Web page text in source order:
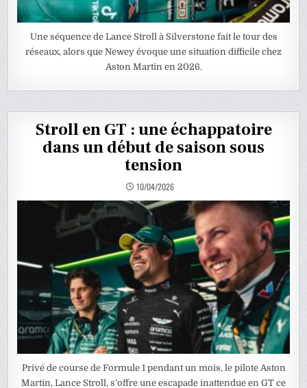
Une séquence de Lance Stroll à Silverstone fait le tour des
réseaux, alors que Newey évoque une situation difficile chez
Aston Martin en 2026.
Stroll en GT : une échappatoire
dans un début de saison sous
tension
10/04/2026
Privé de course de Formule 1 pendant un mois, le pilote Aston
Martin, Lance Stroll, s’offre une escapade inattendue en GT ce